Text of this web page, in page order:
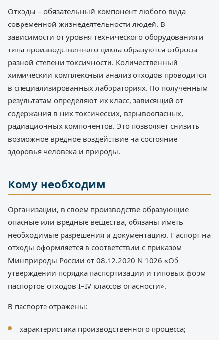
Отходы – обязательный компонент любого вида
современной жизнедеятельности людей. В
зависимости от уровня технического оборудования и
типа производственного цикла образуются отбросы
разной степени токсичности. Количественный
химический комплексный анализ отходов проводится
в специализированных лабораториях. По полученным
результатам определяют их класс, зависящий от
содержания в них токсических, взрывоопасных,
радиационных компонентов. Это позволяет снизить
возможное вредное воздействие на состояние
здоровья человека и природы.
Кому необходим
Организации, в своем производстве образующие
опасные или вредные вещества, обязаны иметь
необходимые разрешения и документацию. Паспорт на
отходы оформляется в соответствии с приказом
Минприроды России от 08.12.2020 N 1026 «Об
утверждении порядка паспортизации и типовых форм
паспортов отходов I–IV классов опасности».
В паспорте отражены:
характеристика производственного процесса;